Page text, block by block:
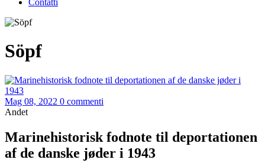
Contatti
Söpf
Mag 08, 2022 0 commenti
Andet
Marinehistorisk fodnote til deportationen
af de danske jøder i 1943